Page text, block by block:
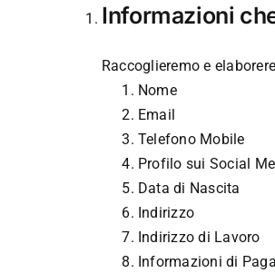
Informazioni
Raccoglieremo e
Nome
Email
Telefono Mobile
Profilo sui Social
Data di Nascita
Indirizzo
Indirizzo di Lavoro
Informazioni di